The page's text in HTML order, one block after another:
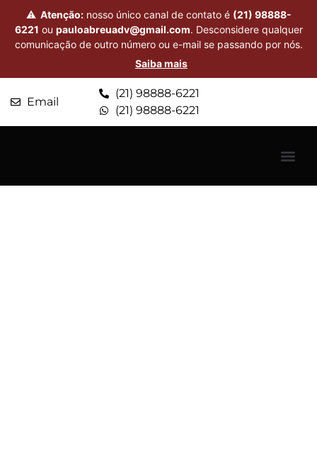
⚠ Atenção:nosso único canal de contato é (21) 98888-
6221 ou pauloabreuadv@gmail.com. Desconsidere qualquer
comunicação de outro número ou e-mail se passando por nós.
Saiba mais
Email
(21) 98888-6221
(21) 98888-6221